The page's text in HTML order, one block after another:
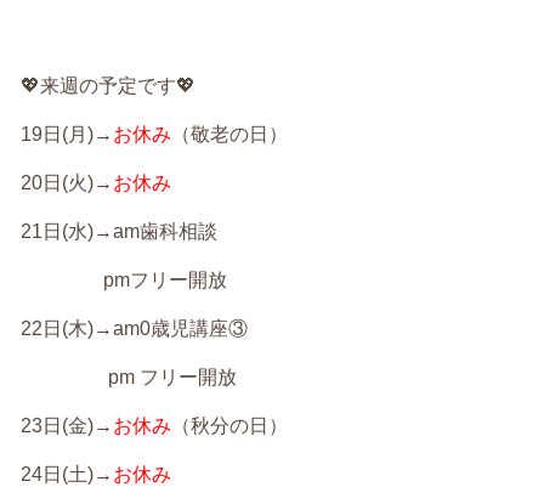
💖来週の予定です💖
19日 (月 )→ お休み （敬老の日）
20日 (火)→ お休み
21 日 (水)→am歯科相談
pmフリー開放
22 日 (木)→am0歳児講座③
pm フリー開放
23日 (金)→ お休み （秋分の日）
24日 (土)→ お休み